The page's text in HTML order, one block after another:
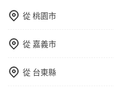
Expedia.com、Trip.com等
完後預定就完成，事先不用
或規模較小的飯店，有可能
在預定時要不選擇評分高、
要再人工電話與飯店確認。
從桃園市
從 嘉義市
從 台東縣